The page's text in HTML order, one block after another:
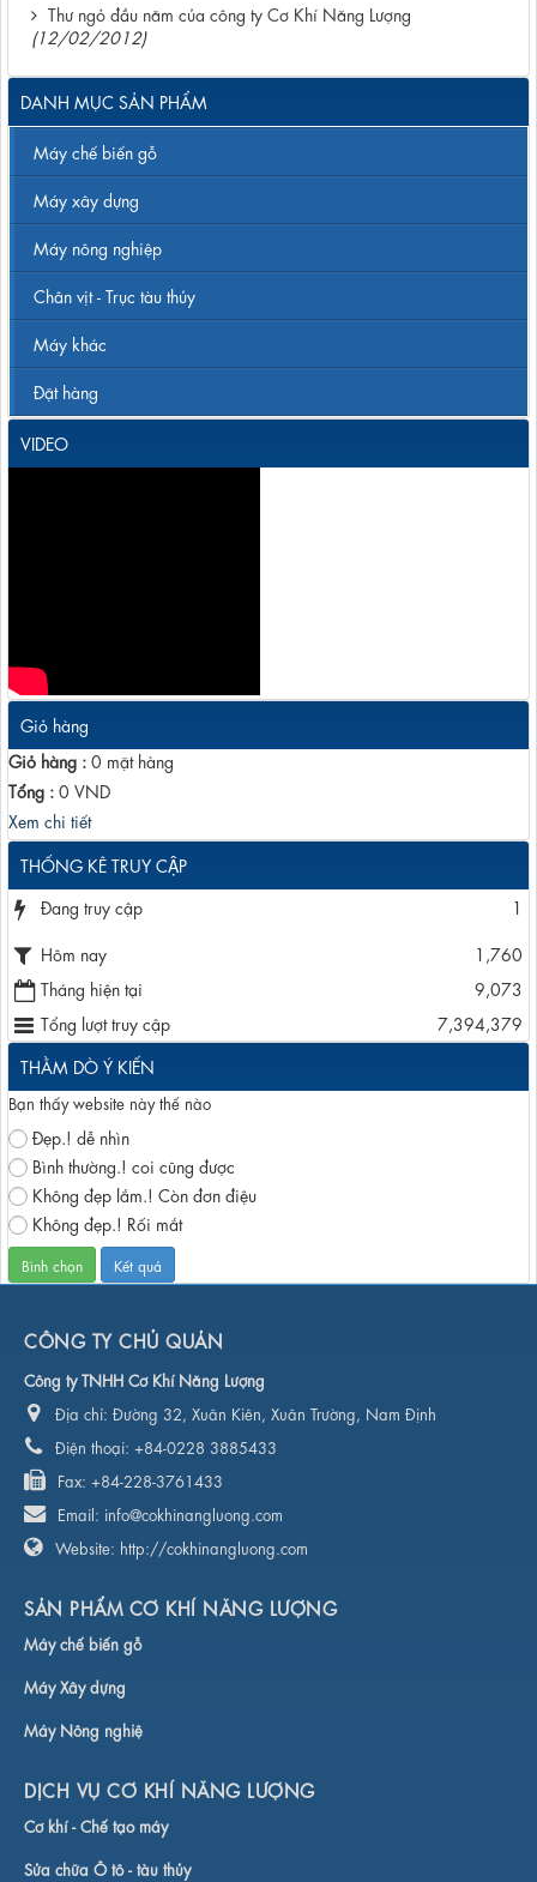
Thư ngỏ đầu năm của công ty Cơ Khí Năng Lượng
(12/02/2012)
DANH MỤC SẢN PHẨM
Máy chế biến gỗ
Máy xây dựng
Máy nông nghiệp
Chân vịt - Trục tàu thủy
Máy khác
Đặt hàng
VIDEO
Giỏ hàng
Giỏ hàng : 0 mặt hàng
Tổng : 0 VND
Xem chi tiết
THỐNG KÊ TRUY CẬP
Đang truy cập
1
Hôm nay
1,760
Tháng hiện tại
9,073
Tổng lượt truy cập
7,394,379
THẰM DÒ Ý KIẾN
Bạn thấy website này thế nào
Đẹp.! dễ nhìn
Bình thường.! coi cũng được
Không đẹp lắm.! Còn đơn điệu
Không đẹp.! Rối mắt
CÔNG TY CHỦ QUẢN
Công ty TNHH Cơ Khí Năng Lượng
Địa chỉ: Đường 32, Xuân Kiên, Xuân Trường, Nam Định
Điện thoại: +84-0228 3885433
Fax: +84-228-3761433
Email: info@cokhinangluong.com
Website: http://cokhinangluong.com
SẢN PHẨM CƠ KHÍ NĂNG LƯỢNG
Máy chế biến gỗ
Máy Xây dựng
Máy Nông nghiệ
DỊCH VỤ CƠ KHÍ NĂNG LƯỢNG
Cơ khí -Chế tạo máy
Sửa chữa Ô tô - tàu thủy